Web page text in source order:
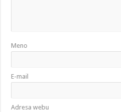
Meno
E-mail
Adresa webu